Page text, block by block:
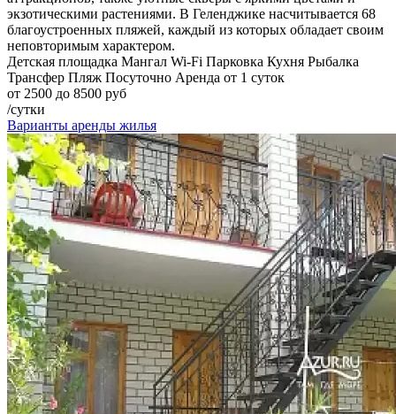
экзотическими растениями. В Геленджике насчитывается 68
благоустроенных пляжей, каждый из которых обладает своим
неповторимым характером.
Детская площадка Мангал Wi-Fi Парковка Кухня Рыбалка
Трансфер Пляж Посуточно Аренда от 1 суток
от 2500 до 8500 руб
/сутки
Варианты аренды жилья